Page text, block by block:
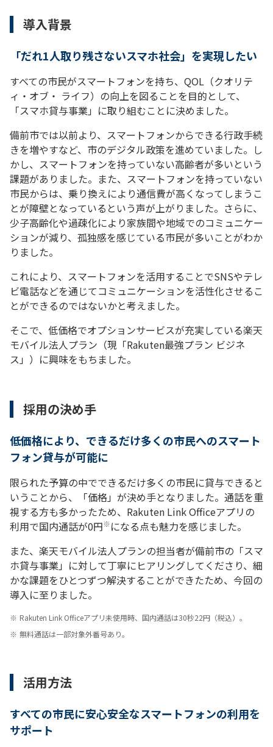
導入背景
「だれ1人取り残さないスマホ社会」を実現したい
すべての市民がスマートフォンを持ち、QOL（クオリテ
ィ・オブ・ ライフ）の向上を図ることを目的として、
「スマホ貸与事業」に取り組むことに決めました。
備前市では以前より、スマートフォンからできる行政手続
きを増やすなど、市のデジタル政策を進めていました。し
かし、スマートフォンを持っていない高齢者が多いという
課題がありました。また、スマートフォンを持っていない
市民からは、乗り換えにより通信費が高くなってしまうこ
とが障壁となっているという声が上がりました。さらに、
少子高齢化や過疎化により家族間や地域でのコミュニケー
ションが減り、孤独感を感じている市民が多いことがわか
りました。
これにより、スマートフォンを活用することでSNSやテレ
ビ電話などを通じてコミュニケーションを活性化させるこ
とができるのではないかと考えました。
そこで、低価格でオプションサービスが充実している楽天
モバイル法人プラン（現「Rakuten最強プラン ビジネ
ス」）に興味をもちました。
採用の決め手
低価格により、できるだけ多くの市民へのスマート
フォン貸与が可能に
限られた予算の中でできるだけ多くの市民に貸与できると
いうことから、「価格」が決め手となりました。通話を重
視する方も多かったため、Rakuten Link Officeアプリの
利用で国内通話が0円※になる点も魅力を感じました。
また、楽天モバイル法人プランの担当者が備前市の「スマ
ホ貸与事業」に対して丁寧にヒアリングしてくださり、細
かな課題をひとつずつ解決することができたため、今回の
導入に至りました。
※ Rakuten Link Officeアプリ未使用時、国内通話は30秒22円（税込）。
※ 無料通話は一部対象外番号あり。
活用方法
すべての市民に安心安全なスマートフォンの利用を
サポート